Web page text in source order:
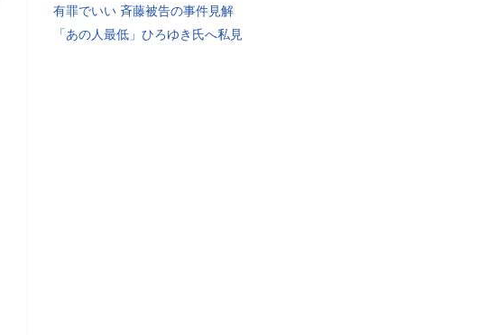
有罪でいい 斉藤被告の事件見解
「あの人最低」ひろゆき氏へ私見